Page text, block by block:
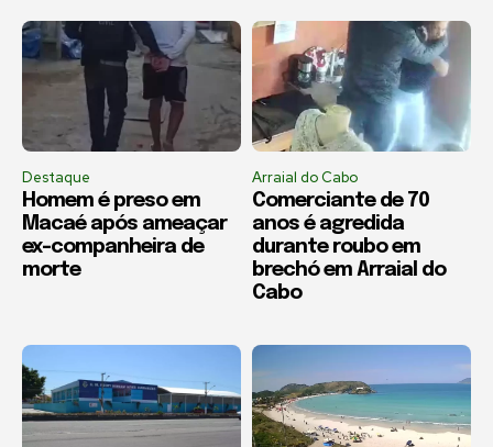
Destaque
Homem é preso em
Macaé após ameaçar
ex-companheira de
morte
Arraial do Cabo
Comerciante de 70
anos é agredida
durante roubo em
brechó em Arraial do
Cabo